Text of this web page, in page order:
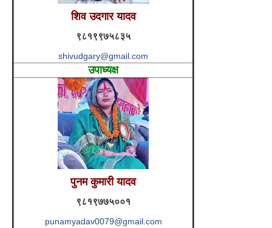
शिव उदगार यादव
९८१९९७५८३५
shivudgary@gmail.com
उपाध्यक्ष
पुनम कुमारी यादव
९८१९७७५००१
punamyadav0079@gmail.com